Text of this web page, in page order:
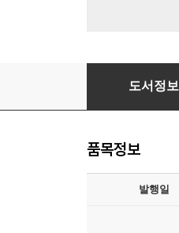
궁핍한 날의 벗
도서정보
품목정보
발행일